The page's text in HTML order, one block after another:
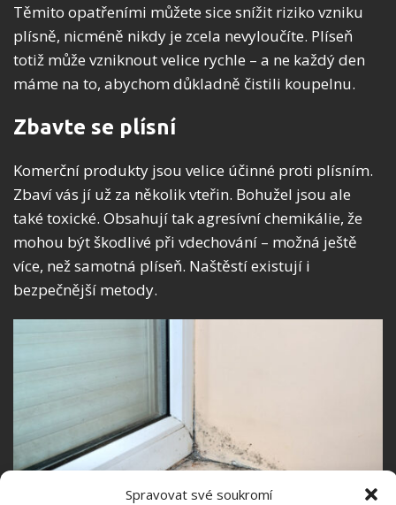
Spravovat své soukromí
Těmito opatřeními můžete sice snížit riziko vzniku
plísně, nicméně nikdy je zcela nevyloučíte. Plíseň
totiž může vzniknout velice rychle – a ne každý den
máme na to, abychom důkladně čistili koupelnu.
Zbavte se plísní
Komerční produkty jsou velice účinné proti plísním.
Zbaví vás jí už za několik vteřin. Bohužel jsou ale
také toxické. Obsahují tak agresívní chemikálie, že
mohou být škodlivé při vdechování – možná ještě
více, než samotná plíseň. Naštěstí existují i
bezpečnější metody.